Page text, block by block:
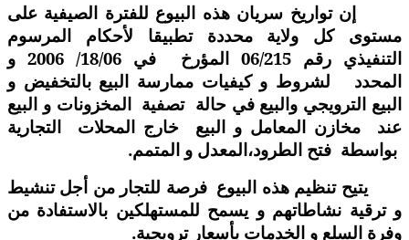
إن تواريخ سريان هذه البيوع للفترة الصيفية على
مستوى كل ولاية محددة تطبيقا لأحكام المرسوم
التنفيذي رقم 06/215 المؤرخ في 18/06/ 2006 و
المحدد لشروط و كيفيات ممارسة البيع بالتخفيض و
البيع الترويجي والبيع في حالة تصفية المخزونات و البيع
عند مخازن المعامل و البيع خارج المحلات التجارية
بواسطة فتح الطرود،المعدل و المتمم.
يتيح تنظيم هذه البيوع فرصة للتجار من أجل تنشيط
و ترقية نشاطاتهم و يسمح للمستهلكين بالاستفادة من
وفرة السلع و الخدمات بأسعار ترويجية.